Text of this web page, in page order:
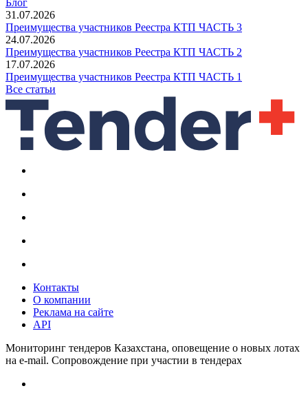
31.07.2026
Преимущества участников Реестра КТП ЧАСТЬ 3
24.07.2026
Преимущества участников Реестра КТП ЧАСТЬ 2
17.07.2026
Преимущества участников Реестра КТП ЧАСТЬ 1
Все статьи
Контакты
О компании
Реклама на сайте
API
Мониторинг тендеров Казахстана, оповещение о новых лотах
на e-mail. Сопровождение при участии в тендерах